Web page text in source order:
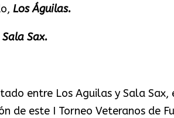
Los Águilas.
Sala Sax.
entre Los Aguilas y Sala
de este I Torneo Veteranos de